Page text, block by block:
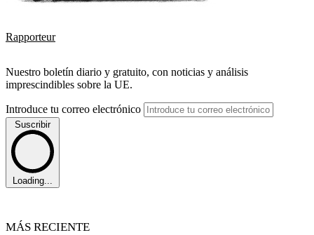
Rapporteur
Nuestro boletín diario y gratuito, con noticias y análisis
imprescindibles sobre la UE.
Introduce tu correo electrónico
Suscribir
Loading...
MÁS RECIENTE